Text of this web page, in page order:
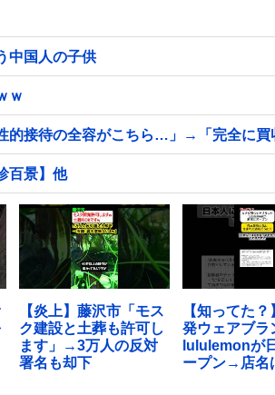
中国人の子供
ｗ
的接待の全容がこちら…」→「完全に
百景】他
【炎上】藤沢市「モス
ク建設と土葬も許可し
ます」→3万人の反対
署名も却下
【知ってた
発ウェアブラ
lululemonが
ープン→店名